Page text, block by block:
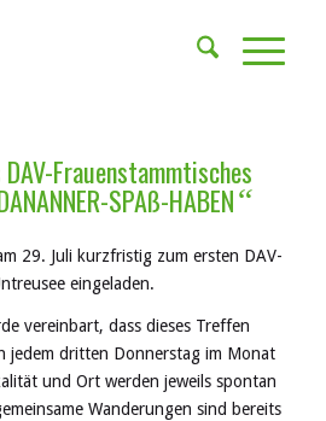
Frauenstammtisches
SPAß-HABEN“
29. Juli kurzfristig zum ersten DAV-
eingeladen.
vereinbart, dass dieses Treffen
jedem dritten Donnerstag im Monat
und Ort werden jeweils spontan
Wanderungen sind bereits